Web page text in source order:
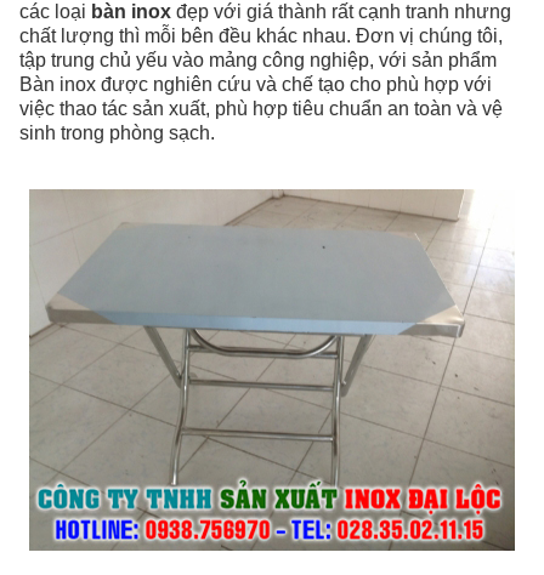
các loại bàn inox đẹp với giá thành rất cạnh tranh nhưng
chất lượng thì mỗi bên đều khác nhau. Đơn vị chúng tôi,
tập trung chủ yếu vào mảng công nghiệp, với sản phẩm
Bàn inox được nghiên cứu và chế tạo cho phù hợp với
việc thao tác sản xuất, phù hợp tiêu chuẩn an toàn và vệ
sinh trong phòng sạch.